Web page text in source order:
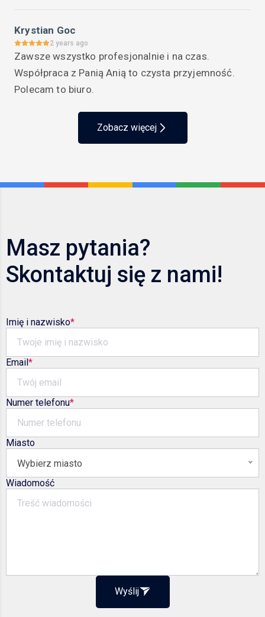
Krystian Goc
2 years ago
Zawsze wszystko profesjonalnie i na czas.
Współpraca z Panią Anią to czysta przyjemność.
Polecam to biuro.
Zobacz więcej
Masz pytania?
Skontaktuj się z nami!
Imię i nazwisko
Email
Numer telefonu
Miasto
Wybierz miasto
Wiadomość
Wyślij